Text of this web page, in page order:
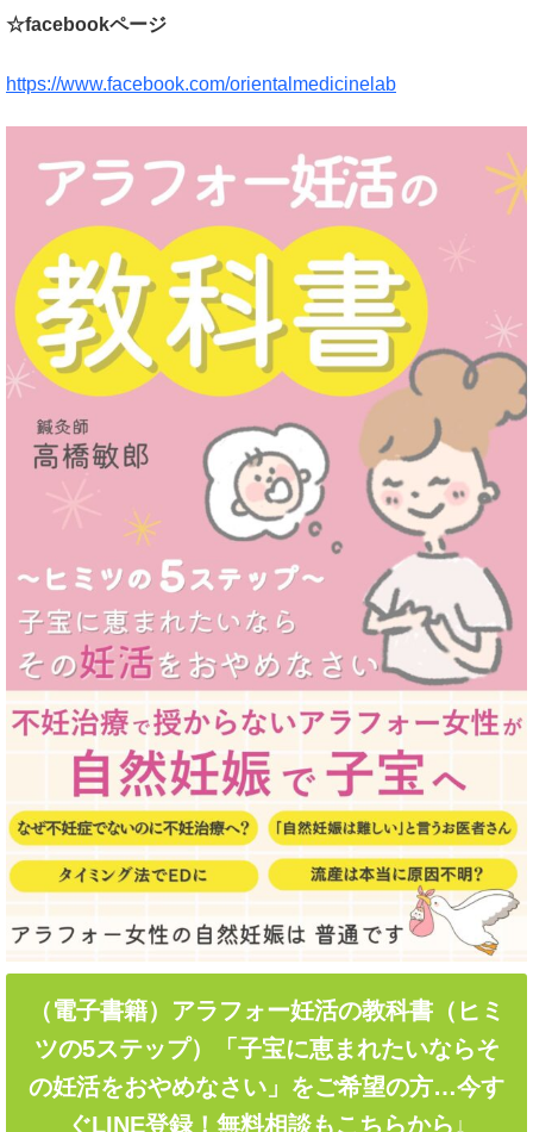
☆facebookページ
https://www.facebook.com/orientalmedicinelab
（電子書籍）アラフォー妊活の教科書（ヒミ
ツの5ステップ）「子宝に恵まれたいならそ
の妊活をおやめなさい」をご希望の方…今す
ぐLINE登録！無料相談もこちらから↓